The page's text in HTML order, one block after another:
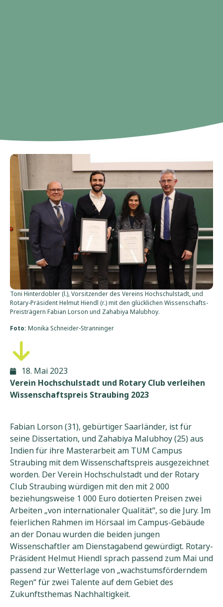
Toni Hinterdobler (l.), Vorsitzender des Vereins Hochschulstadt, und
Rotary-Präsident Helmut Hiendl (r.) mit den glücklichen Wissenschafts-
Preisträgern Fabian Lorson und Zahabiya Malubhoy.
Foto: Monika Schneider-Stranninger
18. Mai 2023
Verein Hochschulstadt und Rotary Club verleihen
Wissenschaftspreis Straubing 2023
Fabian Lorson (31), gebürtiger Saarländer, ist für
seine Dissertation, und Zahabiya Malubhoy (25) aus
Indien für ihre Masterarbeit am TUM Campus
Straubing mit dem Wissenschaftspreis ausgezeichnet
worden. Der Verein Hochschulstadt und der Rotary
Club Straubing würdigen mit den mit 2 000
beziehungsweise 1 000 Euro dotierten Preisen zwei
Arbeiten „von internationaler Qualität“, so die Jury. Im
feierlichen Rahmen im Hörsaal im Campus-Gebäude
an der Donau wurden die beiden jungen
Wissenschaftler am Dienstagabend gewürdigt. Rotary-
Präsident Helmut Hiendl sprach passend zum Mai und
passend zur Wetterlage von „wachstumsförderndem
Regen“ für zwei Talente auf dem Gebiet des
Zukunftsthemas Nachhaltigkeit.